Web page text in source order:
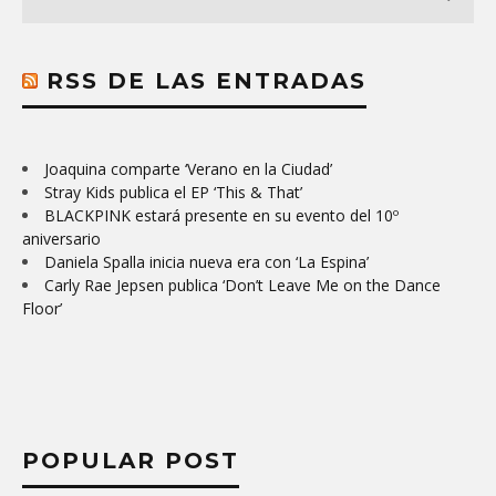
RSS DE LAS ENTRADAS
Joaquina comparte ‘Verano en la Ciudad’
Stray Kids publica el EP ‘This & That’
BLACKPINK estará presente en su evento del 10º
aniversario
Daniela Spalla inicia nueva era con ‘La Espina’
Carly Rae Jepsen publica ‘Don’t Leave Me on the Dance
Floor’
POPULAR POST